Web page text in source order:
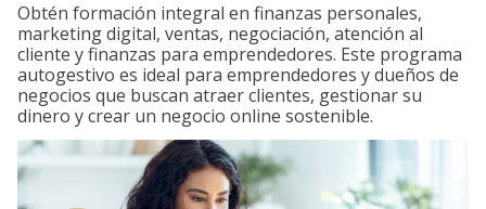
Obtén formación integral en finanzas personales,
marketing digital, ventas, negociación, atención al
cliente y finanzas para emprendedores. Este programa
autogestivo es ideal para emprendedores y dueños de
negocios que buscan atraer clientes, gestionar su
dinero y crear un negocio online sostenible.